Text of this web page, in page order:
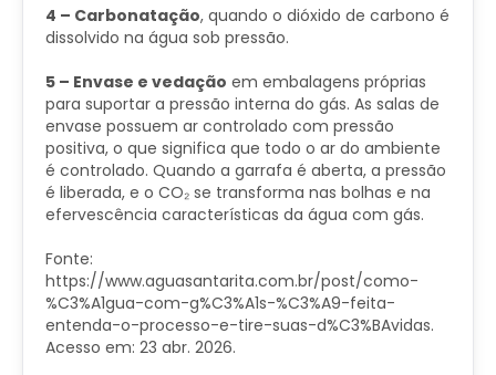
4 – Carbonatação, quando o dióxido de carbono é
dissolvido na água sob pressão.
5 – Envase e vedação em embalagens próprias
para suportar a pressão interna do gás. As salas de
envase possuem ar controlado com pressão
positiva, o que significa que todo o ar do ambiente
é controlado. Quando a garrafa é aberta, a pressão
é liberada, e o CO₂ se transforma nas bolhas e na
efervescência características da água com gás.
Fonte:
https://www.aguasantarita.com.br/post/como-
%C3%A1gua-com-g%C3%A1s-%C3%A9-feita-
entenda-o-processo-e-tire-suas-d%C3%BAvidas.
Acesso em: 23 abr. 2026.